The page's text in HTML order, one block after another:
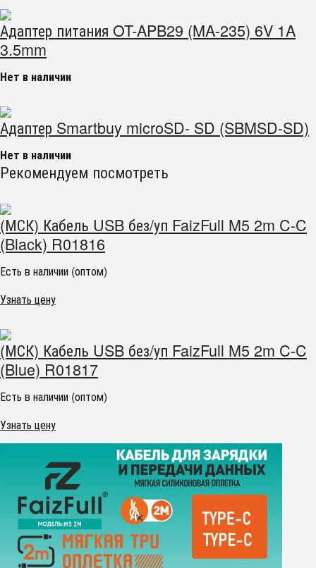
Адаптер питания OT-APB29 (MA-235) 6V 1A
3.5mm
Нет в наличии
Адаптер Smartbuy microSD- SD (SBMSD-SD)
Нет в наличии
Рекомендуем посмотреть
(МСК) Кабель USB без/уп FaizFull M5 2m C-C
(Black) R01816
Есть в наличии (оптом)
Узнать цену
(МСК) Кабель USB без/уп FaizFull M5 2m C-C
(Blue) R01817
Есть в наличии (оптом)
Узнать цену